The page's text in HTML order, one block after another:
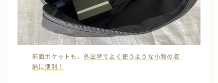
前面ポケットも、 外出時でよく使うような小物の収
納に便利！